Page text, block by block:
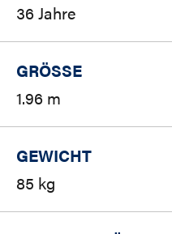
36 Jahre
GRÖSSE
1.96 m
GEWICHT
85 kg